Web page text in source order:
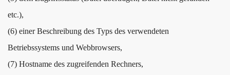
etc.),
(6) einer Beschreibung des Typs des verwendeten
Betriebssystems und Webbrowsers,
(7) Hostname des zugreifenden Rechners,